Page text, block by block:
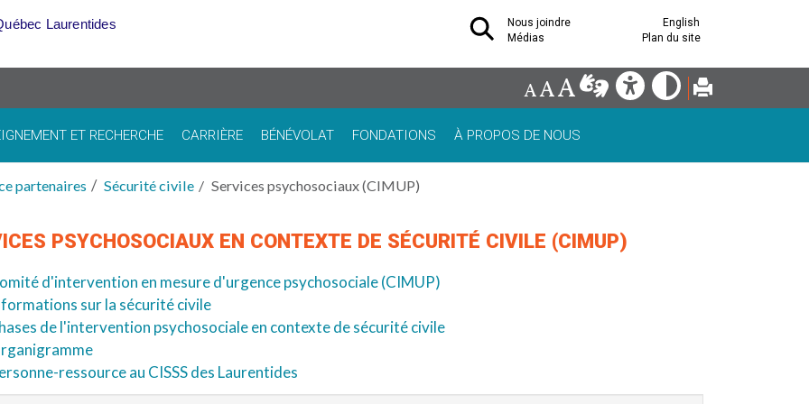
Nous joindre
English
Médias
Plan du site
Laurentides
ET RECHERCHE CARRIÈRE BÉNÉVOLAT FONDATIONS À PROPOS DE NOUS
partenaires Sécurité civile Services psychosociaux (CIMUP)
PSYCHOSOCIAUX EN CONTEXTE DE SÉCURITÉ CIVILE (CIMUP)
d'intervention en mesure d'urgence psychosociale (CIMUP)
sur la sécurité civile
de l'intervention psychosociale en contexte de sécurité civile
ressource au CISSS des Laurentides